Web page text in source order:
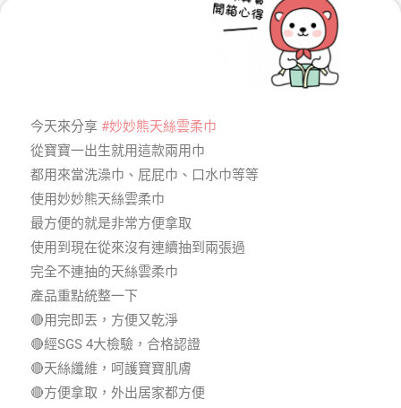
今天來分享 #妙妙熊天絲雲柔巾
從寶寶一出生就用這款兩用巾
都用來當洗澡巾、屁屁巾、口水巾等等
使用妙妙熊天絲雲柔巾
最方便的就是非常方便拿取
使用到現在從來沒有連續抽到兩張過
完全不連抽的天絲雲柔巾
產品重點統整一下
🔴用完即丟，方便又乾淨
🔴經SGS 4大檢驗，合格認證
🔴天絲纖維，呵護寶寶肌膚
🔴方便拿取，外出居家都方便